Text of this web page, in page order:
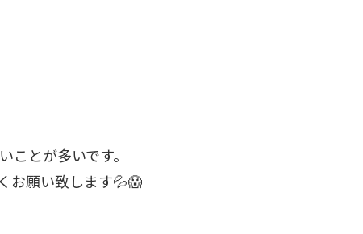
とが多いです。
お願い致します💦😱